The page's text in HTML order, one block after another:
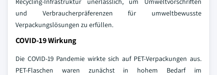
und Verbraucherpräferenzen für umweltbewusste
Verpackungslösungen zu erfüllen.
COVID-19 Wirkung
Die COVID-19 Pandemie wirkte sich auf PET-Verpackungen aus.
PET-Flaschen waren zunächst in hohem Bedarf im